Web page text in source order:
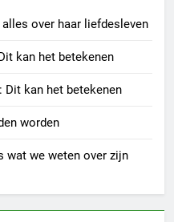
over haar liefdesleven
kan het betekenen
Dit kan het betekenen
worden
wat we weten over zijn